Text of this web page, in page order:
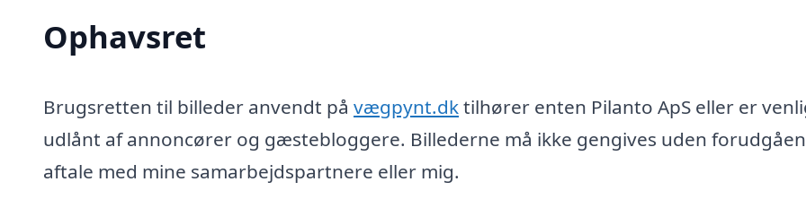
Ophavsret
Brugsretten til billeder anvendt på vægpynt.dktilhører enten Pilanto ApS eller er
udlånt af annoncører og gæstebloggere. Billederne må ikke gengives uden
aftale med mine samarbejdspartnere eller mig.